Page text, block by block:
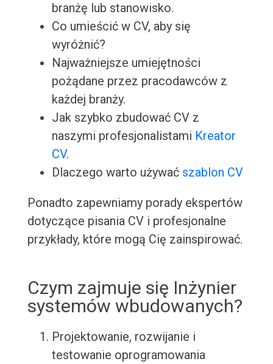
branżę lub stanowisko.
Co umieścić w CV, aby się
wyróżnić?
Najważniejsze umiejętności
pożądane przez pracodawców z
każdej branży.
Jak szybko zbudować CV z
naszymi profesjonalistami Kreator
CV.
Dlaczego warto używać szablon CV
Ponadto zapewniamy porady ekspertów
dotyczące pisania CV i profesjonalne
przykłady, które mogą Cię zainspirować.
Czym zajmuje się Inżynier
systemów wbudowanych?
Projektowanie, rozwijanie i
testowanie oprogramowania